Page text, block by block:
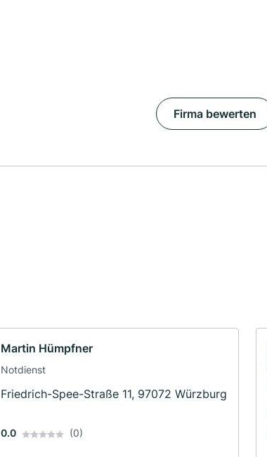
Firma bewerten
Martin Hümpfner
Notdienst
Friedrich-Spee-Straße 11, 97072 Würzburg
0.0 (0)